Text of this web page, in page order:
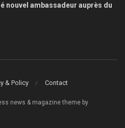
nouvel ambassadeur auprès du
& Policy Contact
news & magazine theme by